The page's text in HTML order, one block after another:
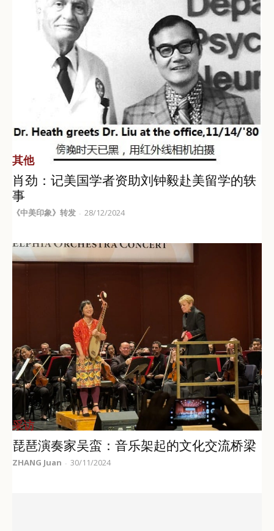
其他
肖劲：记美国学者资助刘钟毅赴美留学的轶
事
《中美印象》转发 - 28/12/2024
采访
琵琶演奏家吴蛮：音乐架起的文化交流桥梁
ZHANG Juan - 30/11/2024